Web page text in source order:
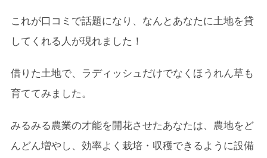
これが口コミで話題になり、なんとあなたに土地を貸
してくれる人が現れました！
借りた土地で、ラディッシュだけでなくほうれん草も
育ててみました。
みるみる農業の才能を開花させたあなたは、農地をど
んどん増やし、効率よく栽培・収穫できるように設備